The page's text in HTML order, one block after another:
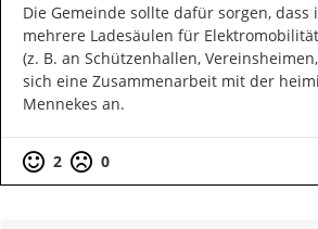
Die Gemeinde sollte dafür sorgen,
mehrere Ladesäulen für
(z. B. an Schützenhallen,
sich eine Zusammenarbeit mit der
Mennekes an.
Positive Bewertung
2 Negative Bewertung
0